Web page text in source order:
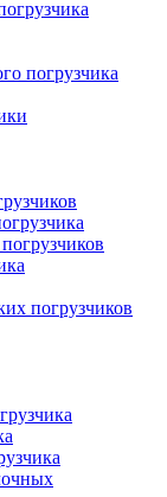
погрузчика
погрузчиков